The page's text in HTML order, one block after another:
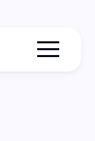
Menu